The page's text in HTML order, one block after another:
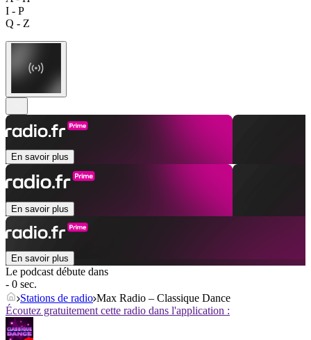
I - P
Q - Z
En savoir plus
En savoir plus
En savoir plus
Le podcast débute dans
- 0 sec.
Stations de radio Max Radio – Classique Dance
Écoutez gratuitement cette radio dans l'application :